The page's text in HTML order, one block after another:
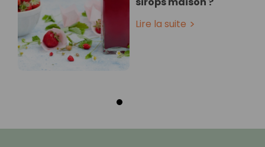
Lire la suite